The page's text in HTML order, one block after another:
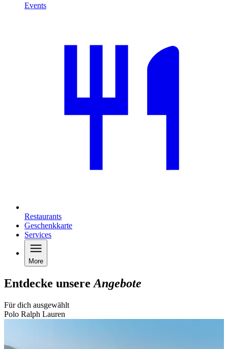
Events
Restaurants
Geschenkkarte
Services
More
Entdecke unsereAngebote
Für dich ausgewählt
Polo Ralph Lauren